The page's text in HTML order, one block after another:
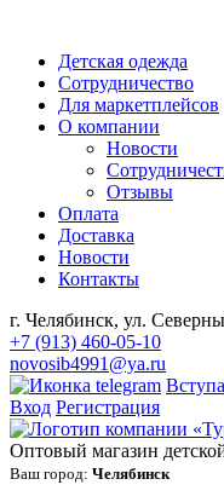
Детская одежда
Сотрудничество
Для маркетплейсов
О компании
Новости
Отзывы
Оплата
Доставка
Новости
Контакты
г. Челябинск, ул.
+7 (913) 460-05-10
novosib4991@ya.ru
Вход Регистрация
Оптовый магазин
Ваш город: Челябинск